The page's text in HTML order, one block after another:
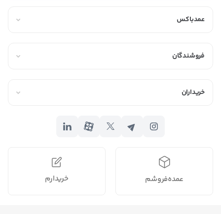
عمدباکس
فروشندگان
خریداران
عمده‌فروشم خریدارم